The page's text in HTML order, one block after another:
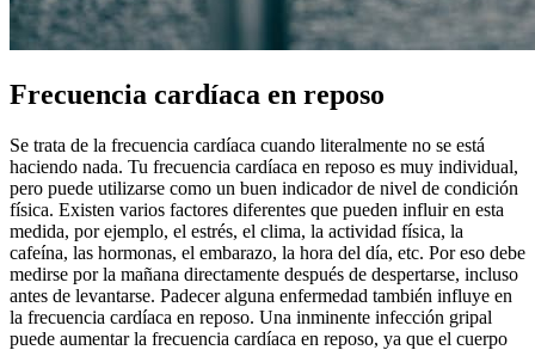
Frecuencia cardíaca en reposo
Se trata de la frecuencia cardíaca cuando literalmente no se está
haciendo nada. Tu frecuencia cardíaca en reposo es muy individual,
pero puede utilizarse como un buen indicador de nivel de condición
física. Existen varios factores diferentes que pueden influir en esta
medida, por ejemplo, el estrés, el clima, la actividad física, la
cafeína, las hormonas, el embarazo, la hora del día, etc. Por eso debe
medirse por la mañana directamente después de despertarse, incluso
antes de levantarse. Padecer alguna enfermedad también influye en
la frecuencia cardíaca en reposo. Una inminente infección gripal
puede aumentar la frecuencia cardíaca en reposo, ya que el cuerpo